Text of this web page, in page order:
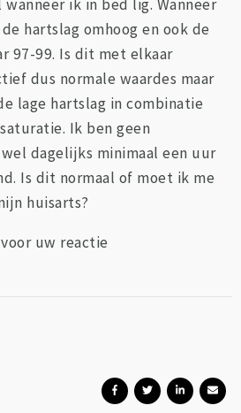
ik in bed lig. Wanneer
hartslag omhoog en ook de
97-99. Is dit met elkaar
dus normale waardes maar
lage hartslag in combinatie
Ik ben geen
dagelijks minimaal een uur
Is dit normaal of moet ik me
huisarts?
uw reactie